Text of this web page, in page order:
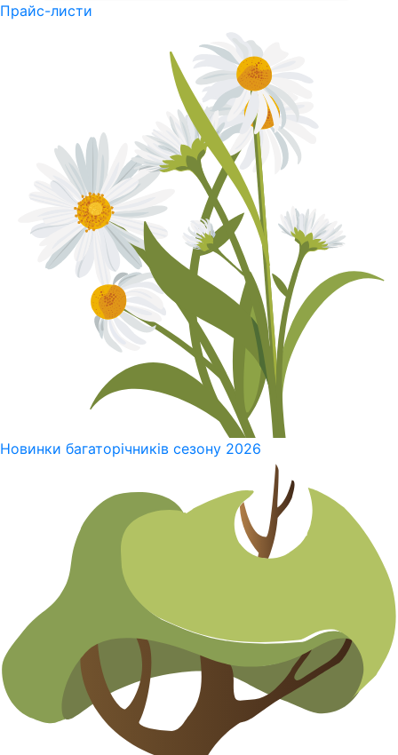
Прайс-листи
Новинки багаторічників сезону 2026